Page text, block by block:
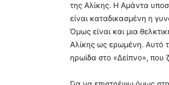
της Αλίκης. Η Αμάντα
είναι καταδικασμένη η
Όμως είναι και μια
Αλίκης ως ερωμένη. Αυτό
ηρωίδα στο «Δείπνο», που